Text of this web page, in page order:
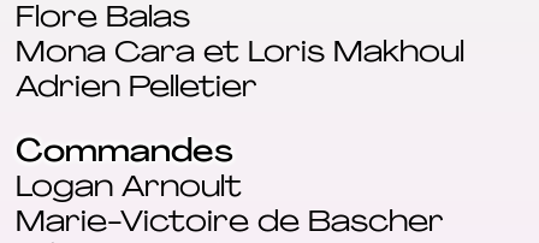
Flore Balas
Mona Cara et Loris Makhoul
Adrien Pelletier
Commandes
Logan Arnoult
Marie-Victoire de Bascher